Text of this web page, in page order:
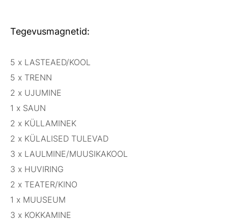
Tegevusmagnetid:
5 x LASTEAED/KOOL
5 x TRENN
2 x UJUMINE
1 x SAUN
2 x KÜLLAMINEK
2 x KÜLALISED TULEVAD
3 x LAULMINE/MUUSIKAKOOL
3 x HUVIRING
2 x TEATER/KINO
1 x MUUSEUM
3 x KOKKAMINE